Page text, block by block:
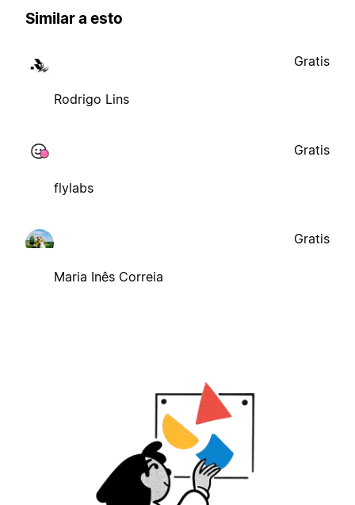
Similar a esto
Rodrigo Lins
Gratis
flylabs
Gratis
Maria Inês Correia
Gratis